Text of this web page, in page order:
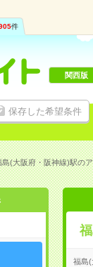
件
保存した希望条件
関西版
島(大阪府・阪神線)駅の
福島(